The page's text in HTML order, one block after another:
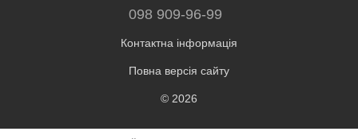
098 909-96-99
Контактна інформація
Повна версія сайту
© 2026